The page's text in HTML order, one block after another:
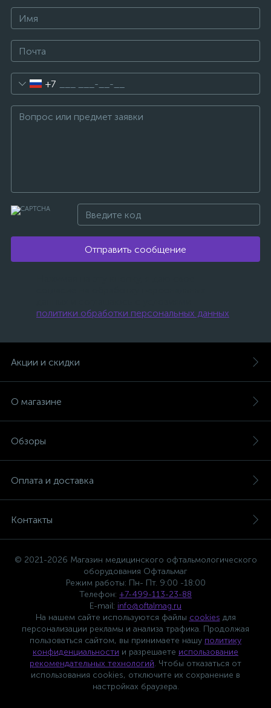
+7
Отправить сообщение
политики обработки персональных данных
Акции и скидки
О магазине
Обзоры
Оплата и доставка
Контакты
© 2021-2026 Магазин медицинского офтальмологического
оборудования Офтальмаг
Режим работы: Пн- Пт. 9:00 -18:00
Телефон: +7-499-113-23-88
E-mail: info@oftalmag.ru
На нашем сайте используются файлы cookies для
персонализации рекламы и анализа трафика. Продолжая
пользоваться сайтом, вы принимаете нашу политику
конфиденциальности и разрешаете использование
рекомендательных технологий. Чтобы отказаться от
использования cookies, отключите их сохранение в
настройках браузера.